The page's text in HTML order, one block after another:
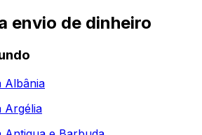
envio de dinheiro
Albânia
Argélia